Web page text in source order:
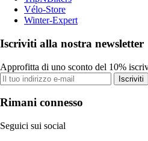
Vélo-Store
Winter-Expert
Iscriviti alla nostra newsletter
Approfitta di uno sconto del 10%
Iscriviti
Rimani connesso
Seguici sui social